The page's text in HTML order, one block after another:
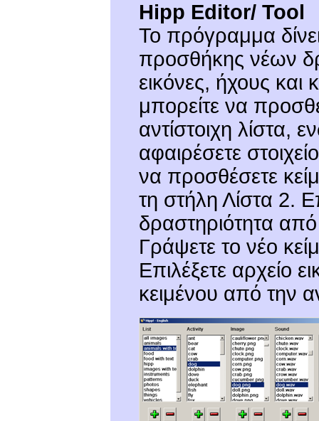
Hipp Editor/ Tool
Το πρόγραμμα
προσθήκης νέων
εικόνες, ήχους
μπορείτε να
αντίστοιχη λίστα,
αφαιρέσετε
να προσθέσετε
τη στήλη Λίστα 2.
δραστηριότητα
Γράψετε το νέο
Επιλέξετε αρχείο
κειμένου από την